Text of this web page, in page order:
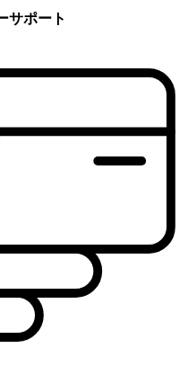
サポート